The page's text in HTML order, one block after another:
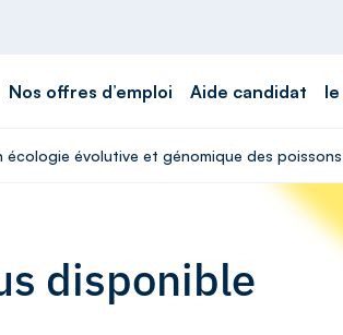
Nos offres d’emploi Aide candidat
évolutive et génomique des
disponible